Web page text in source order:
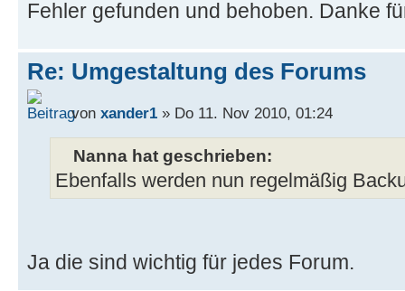
Fehler gefunden und behoben. Danke
Re: Umgestaltung des Forums
von xander1 » Do 11. Nov 2010, 01:24
Nanna hat geschrieben:
Ebenfalls werden nun regelmäßig
Ja die sind wichtig für jedes Forum.